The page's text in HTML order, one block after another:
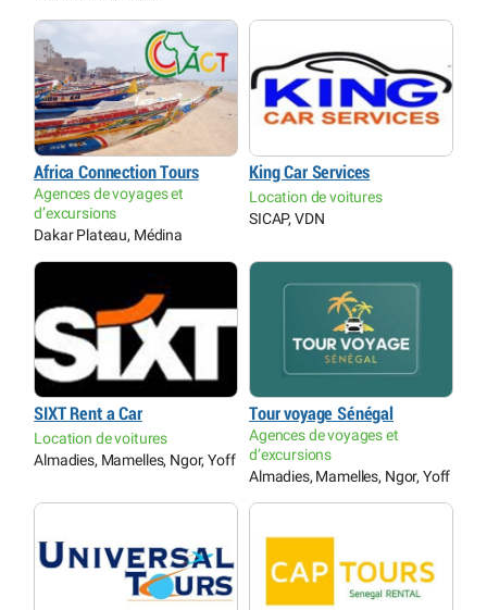
Africa Connection Tours
Agences de voyages et
d’excursions
Dakar Plateau, Médina
King Car Services
Location de voitures
SICAP, VDN
SIXT Rent a Car
Location de voitures
Almadies, Mamelles, Ngor, Yoff
Tour voyage Sénégal
Agences de voyages et
d’excursions
Almadies, Mamelles, Ngor, Yoff